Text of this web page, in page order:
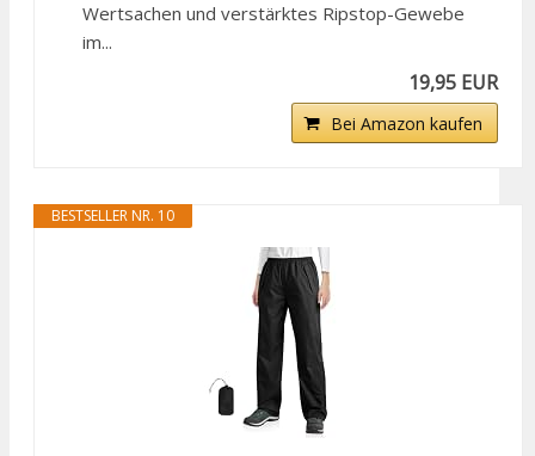
Wertsachen und verstärktes Ripstop-Gewebe
im...
19,95 EUR
Bei Amazon kaufen
BESTSELLER NR. 10